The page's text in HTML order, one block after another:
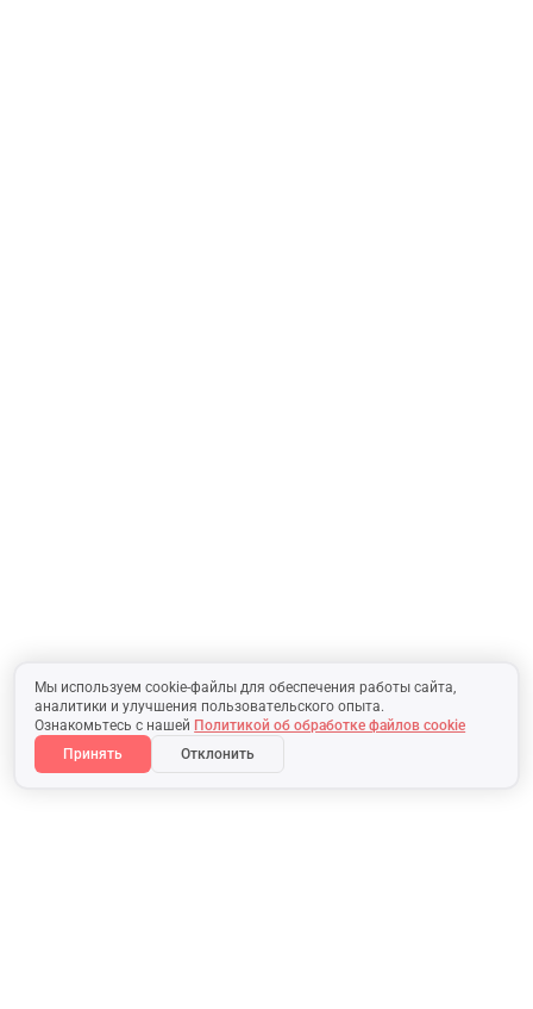
Мы используем cookie-файлы для обеспечения работы сайта,
аналитики и улучшения пользовательского опыта.
Ознакомьтесь с нашей Политикой об обработке файлов cookie
Принять
Отклонить